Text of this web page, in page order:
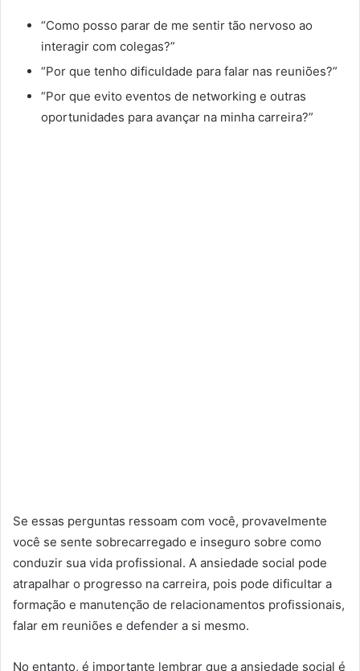
“Como posso parar de me sentir tão nervoso ao
interagir com colegas?”
“Por que tenho dificuldade para falar nas reuniões?”
“Por que evito eventos de networking e outras
oportunidades para avançar na minha carreira?”
Se essas perguntas ressoam com você, provavelmente
você se sente sobrecarregado e inseguro sobre como
conduzir sua vida profissional. A ansiedade social pode
atrapalhar o progresso na carreira, pois pode dificultar a
formação e manutenção de relacionamentos profissionais,
falar em reuniões e defender a si mesmo.
No entanto, é importante lembrar que a ansiedade social é